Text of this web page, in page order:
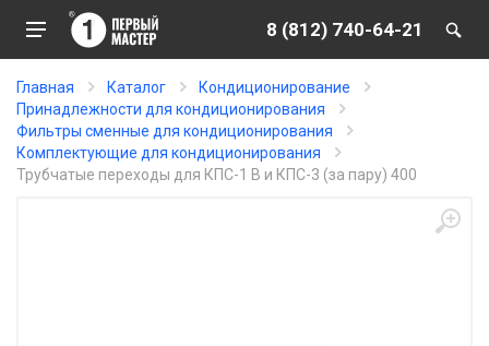
8 (812) 740-64-21
Главная Каталог
Кондиционирование
Принадлежности для кондиционирования
Фильтры сменные для кондиционирования
Комплектующие для кондиционирования
Трубчатые переходы для КПС-1 В и КПС-3 (за пару) 400